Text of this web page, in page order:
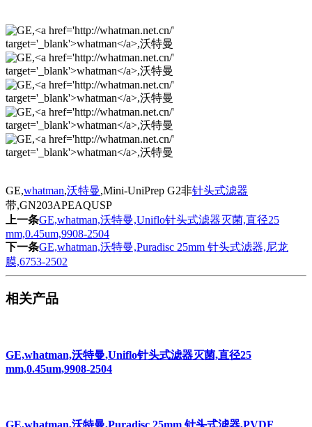
GE,whatman,沃特曼,Mini-UniPrep G2非针头式滤器
带,GN203APEAQUSP
上一条GE,whatman,沃特曼,Uniflo针头式滤器灭菌,直径25
mm,0.45um,9908-2504
下一条GE,whatman,沃特曼,Puradisc 25mm 针头式滤器,尼龙
膜,6753-2502
相关产品
GE,whatman,沃特曼,Uniflo针头式滤器灭菌,直径25
mm,0.45um,9908-2504
GE,whatman,沃特曼,Puradisc 25mm 针头式滤器,PVDF